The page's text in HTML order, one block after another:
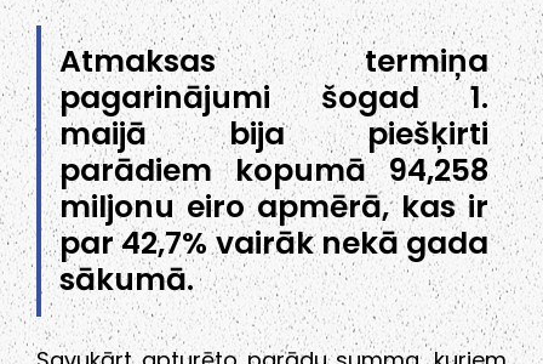
Atmaksas termiņa
pagarinājumi šogad 1.
maijā bija piešķirti
parādiem kopumā 94,258
miljonu eiro apmērā, kas ir
par 42,7% vairāk nekā gada
sākumā.